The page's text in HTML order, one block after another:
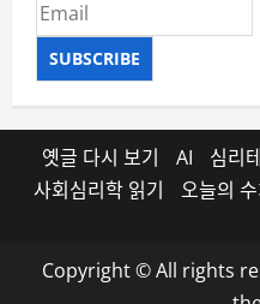
SUBSCRIBE
옛글 다시 보기 AI 심리
사회심리학 읽기
오늘의
Copyright © All rights